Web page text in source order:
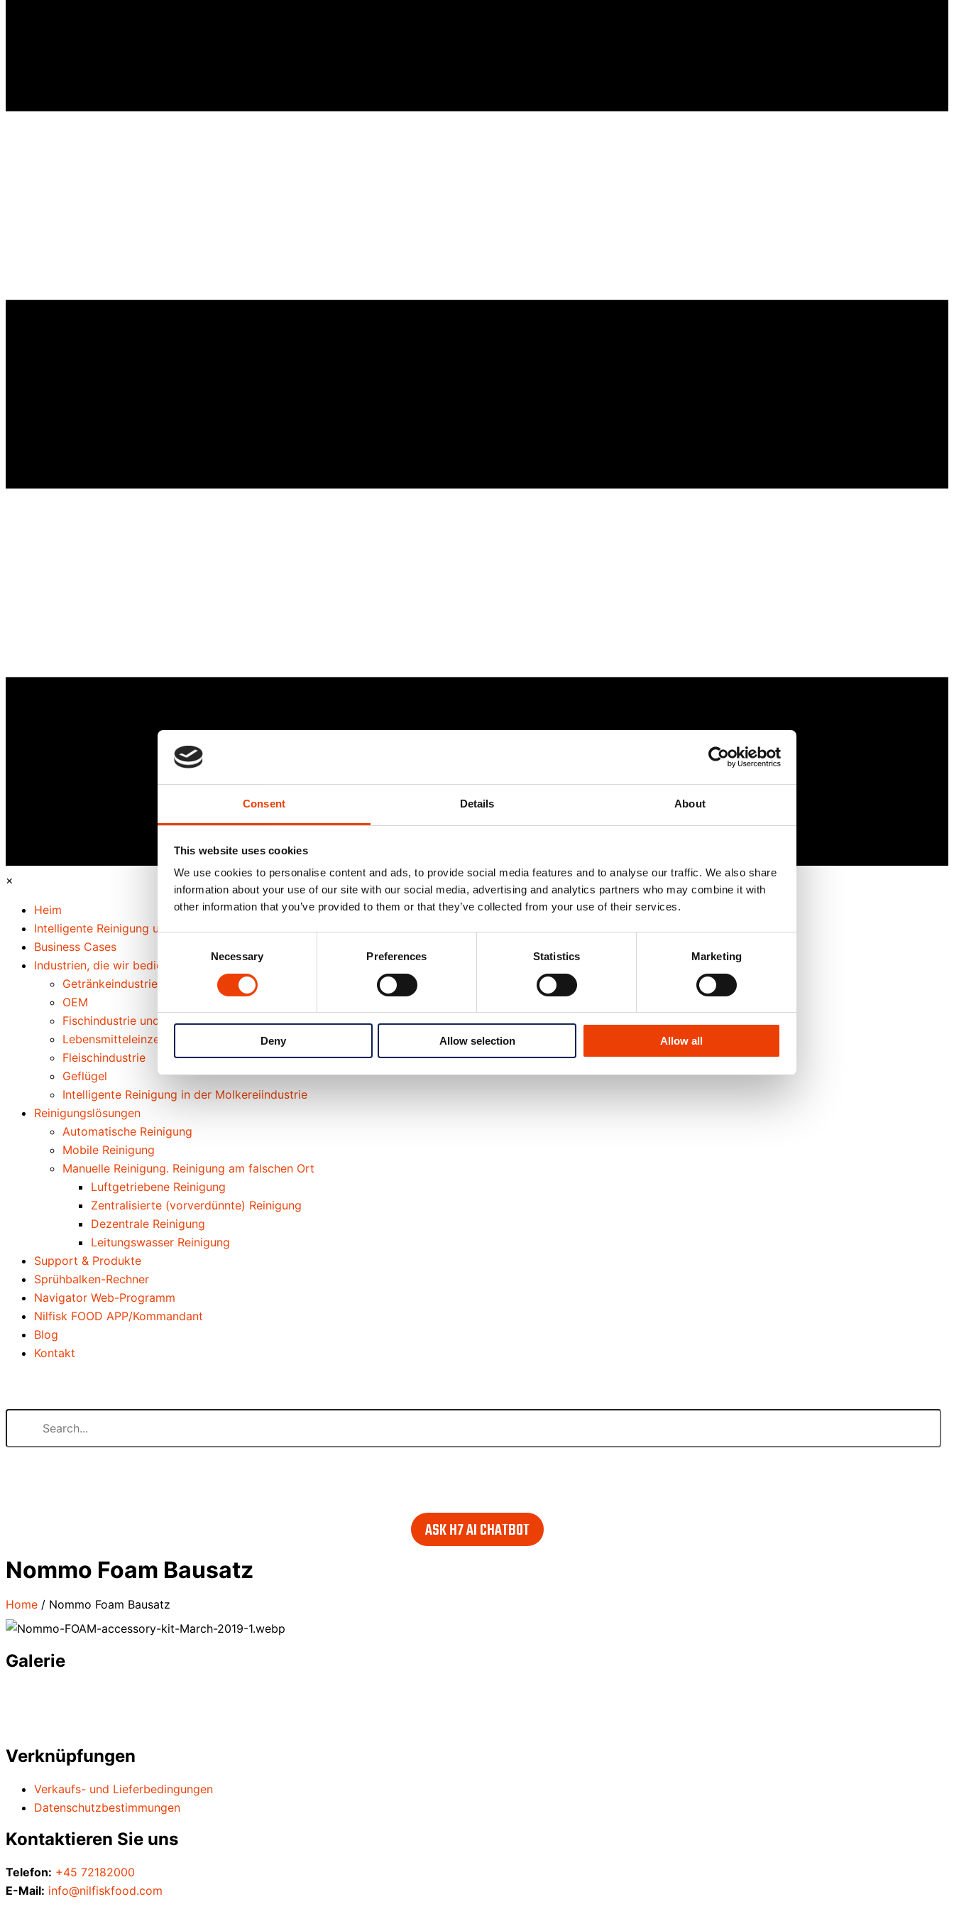
Consent Details About
This website uses cookies
We use cookies to personalise content and ads, to provide social media features and to analyse our traffic. We also share
information about your use of our site with our social media, advertising and analytics partners who may combine it with
other information that you’ve provided to them or that they’ve collected from your use of their services.
Necessary Preferences Statistics Marketing
Deny Allow selection Allow all
×
Heim
Intelligente Reinigung und Nachhaltigkeit
Business Cases
Industrien, die wir bedienen
Getränkeindustrie & Brauereiindustrie
OEM
Fischindustrie und Meeresfrüchteindustrie
Lebensmitteleinzelhandel & Großküchen
Fleischindustrie
Geflügel
Intelligente Reinigung in der Molkereiindustrie
Reinigungslösungen
Automatische Reinigung
Mobile Reinigung
Manuelle Reinigung. Reinigung am falschen Ort
Luftgetriebene Reinigung
Zentralisierte (vorverdünnte) Reinigung
Dezentrale Reinigung
Leitungswasser Reinigung
Support & Produkte
Sprühbalken-Rechner
Navigator Web-Programm
Nilfisk FOOD APP/Kommandant
Blog
Kontakt
ASK H7 AI CHATBOT
Nommo Foam Bausatz
Home / Nommo Foam Bausatz
Galerie
Verknüpfungen
Verkaufs- und Lieferbedingungen
Datenschutzbestimmungen
Kontaktieren Sie uns
Telefon: +45 72182000
E-Mail: info@nilfiskfood.com